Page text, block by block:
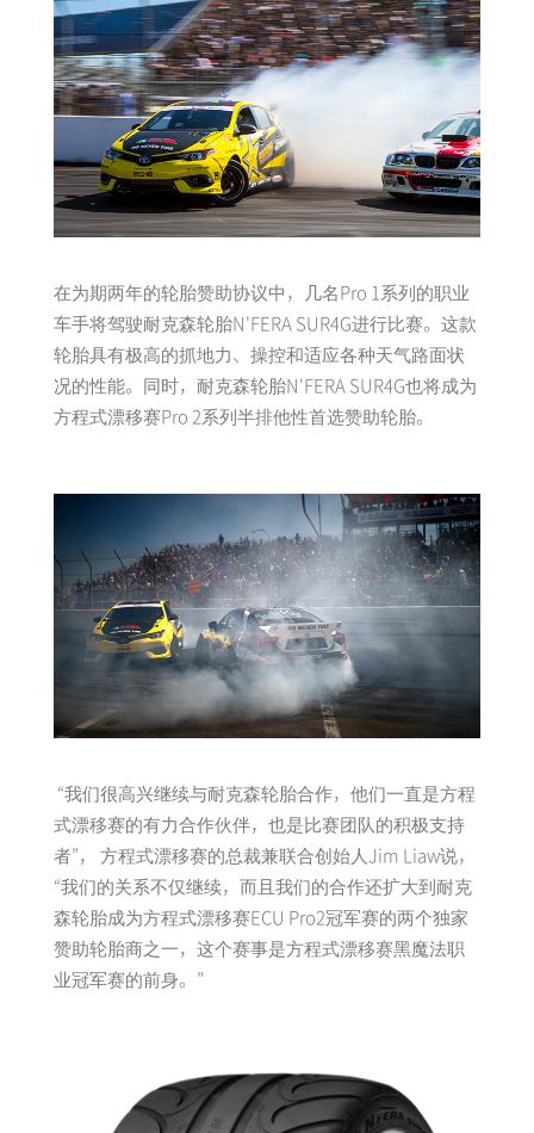
在为期两年的轮胎赞助协议中，几名Pro 1系列的职业
车手将驾驶耐克森轮胎N'FERA SUR4G进行比赛。这款
轮胎具有极高的抓地力、操控和适应各种天气路面状
况的性能。同时，耐克森轮胎N'FERA SUR4G也将成为
方程式漂移赛Pro 2系列半排他性首选赞助轮胎。
“我们很高兴继续与耐克森轮胎合作，他们一直是方程
式漂移赛的有力合作伙伴，也是比赛团队的积极支持
者”， 方程式漂移赛的总裁兼联合创始人Jim Liaw说，
“我们的关系不仅继续，而且我们的合作还扩大到耐克
森轮胎成为方程式漂移赛ECU Pro2冠军赛的两个独家
赞助轮胎商之一，这个赛事是方程式漂移赛黑魔法职
业冠军赛的前身。”